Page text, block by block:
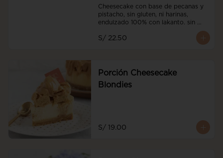
Cheesecake con base de pecanas y
pistacho, sin gluten, ni harinas,
endulzado 100% con lakanto. sin
azucar, con nuestro coulis sin azucar
de frutos rojos y frutos rojos
S/ 22.50
Porción Cheesecake
Blondies
S/ 19.00